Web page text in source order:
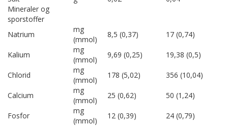
Mineraler og
sporstoffer
Natrium
mg
(mmol)
8,5 (0,37) 17 (0,74)
Kalium
mg
(mmol)
9,69 (0,25) 19,38 (0,5)
Chlorid
mg
(mmol)
178 (5,02) 356 (10,04)
Calcium
mg
(mmol)
25 (0,62) 50 (1,24)
Fosfor
mg
(mmol)
12 (0,39) 24 (0,79)